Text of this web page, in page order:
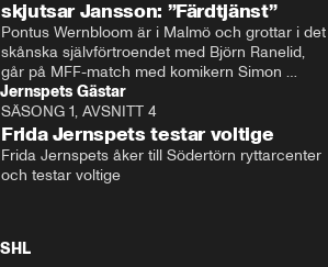
skjutsar Jansson: ”Färdtjänst”
Pontus Wernbloom är i Malmö och grottar i det
skånska självförtroendet med Björn Ranelid,
går på MFF-match med komikern Simon
”Chippen” Svensson och hjälper skadade
Jernspets Gästar
SÄSONG 1, AVSNITT 4
Frida Jernspets testar voltige
Frida Jernspets åker till Södertörn ryttarcenter
och testar voltige
SHL